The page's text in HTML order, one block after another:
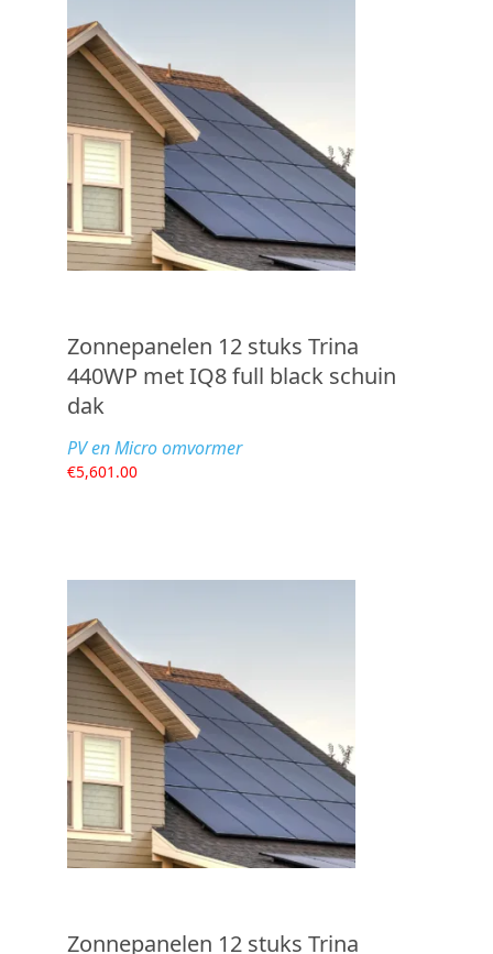
Zonnepanelen 12 stuks Trina
440WP met IQ8 full black schuin
dak
PV en Micro omvormer
€5,601.00
Zonnepanelen 12 stuks Trina